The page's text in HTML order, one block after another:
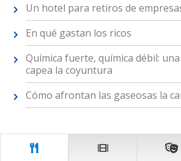
Un hotel para retiros de
En qué gastan los ricos
Química fuerte, química débil:
capea la coyuntura
Cómo afrontan las gaseosas la